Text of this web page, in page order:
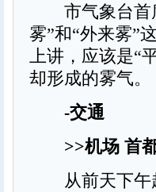
市气象台首
雾”和“外来雾”
上讲，应该是“
却形成的雾气。
-交通
>>机场 首都
从前天下午